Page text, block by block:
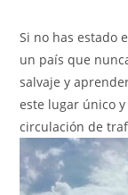
Si no has estado
un país que
salvaje y
este lugar único
circulación de